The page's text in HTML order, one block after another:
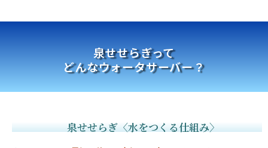
泉せせらぎって
どんなウォータサーバー？
泉せせらぎ〈水をつくる仕組み〉